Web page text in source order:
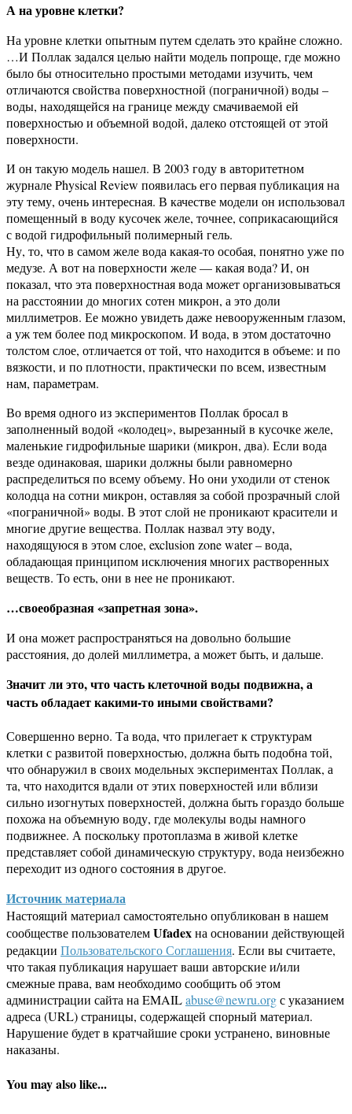
А на уровне клетки?
На уровне клетки опытным путем сделать это крайне сложно.
…И Поллак задался целью найти модель попроще, где можно
было бы относительно простыми методами изучить, чем
отличаются свойства поверхностной (пограничной) воды –
воды, находящейся на границе между смачиваемой ей
поверхностью и объемной водой, далеко отстоящей от этой
поверхности.
И он такую модель нашел. В 2003 году в авторитетном
журнале Physical Review появилась его первая публикация на
эту тему, очень интересная. В качестве модели он использовал
помещенный в воду кусочек желе, точнее, соприкасающийся
с водой гидрофильный полимерный гель.
Ну, то, что в самом желе вода какая-то особая, понятно уже по
медузе. А вот на поверхности желе — какая вода? И, он
показал, что эта поверхностная вода может организовываться
на расстоянии до многих сотен микрон, а это доли
миллиметров. Ее можно увидеть даже невооруженным глазом,
а уж тем более под микроскопом. И вода, в этом достаточно
толстом слое, отличается от той, что находится в объеме: и по
вязкости, и по плотности, практически по всем, известным
нам, параметрам.
Во время одного из экспериментов Поллак бросал в
заполненный водой «колодец», вырезанный в кусочке желе,
маленькие гидрофильные шарики (микрон, два). Если вода
везде одинаковая, шарики должны были равномерно
распределиться по всему объему. Но они уходили от стенок
колодца на сотни микрон, оставляя за собой прозрачный слой
«пограничной» воды. В этот слой не проникают красители и
многие другие вещества. Поллак назвал эту воду,
находящуюся в этом слое, exclusion zone water – вода,
обладающая принципом исключения многих растворенных
веществ. То есть, они в нее не проникают.
…своеобразная «запретная зона».
И она может распространяться на довольно большие
расстояния, до долей миллиметра, а может быть, и дальше.
Значит ли это, что часть клеточной воды подвижна, а
часть обладает какими-то иными свойствами?
Совершенно верно. Та вода, что прилегает к структурам
клетки с развитой поверхностью, должна быть подобна той,
что обнаружил в своих модельных экспериментах Поллак, а
та, что находится вдали от этих поверхностей или вблизи
сильно изогнутых поверхностей, должна быть гораздо больше
похожа на объемную воду, где молекулы воды намного
подвижнее. А поскольку протоплазма в живой клетке
представляет собой динамическую структуру, вода неизбежно
переходит из одного состояния в другое.
Источник материала
Настоящий материал самостоятельно опубликован в нашем
сообществе пользователемUfadexна основании действующей
редакции Пользовательского Соглашения. Если вы считаете,
что такая публикация нарушает ваши авторские и/или
смежные права, вам необходимо сообщить об этом
администрации сайта на EMAILabuse@newru.orgс указанием
адреса (URL) страницы, содержащей спорный материал.
Нарушение будет в кратчайшие сроки устранено, виновные
наказаны.
You may also like...